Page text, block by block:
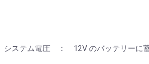
システム電圧 ： 12V のバッテリーに